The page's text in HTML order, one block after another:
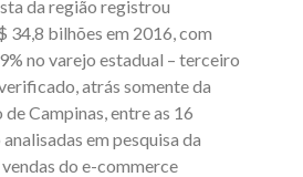
da região registrou
34,8 bilhões em 2016, com
no varejo estadual – terceiro
atrás somente da
Campinas, entre as 16
em pesquisa da
do e-commerce